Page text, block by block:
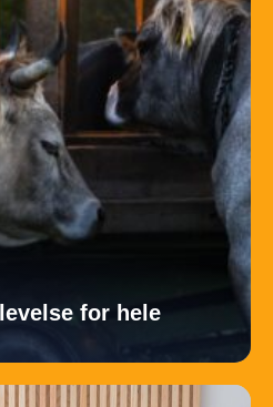
for hele